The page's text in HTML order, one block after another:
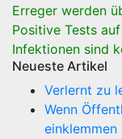
Erreger werden
Positive Tests
Infektionen sind
Neueste Artikel
Verlernt zu
Wenn
einklemmen